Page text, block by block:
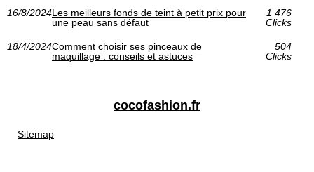
16/8/2024Les meilleurs fonds de teint à petit prix pour
une peau sans défaut
1 476
Clicks
18/4/2024Comment choisir ses pinceaux de
maquillage : conseils et astuces
504
Clicks
cocofashion.fr
Sitemap